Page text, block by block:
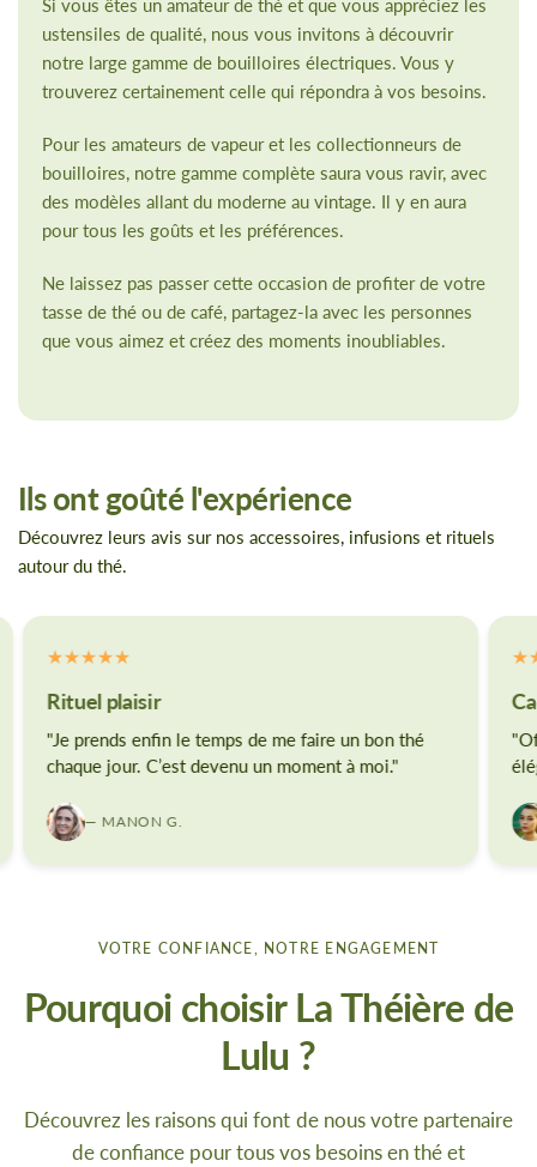
Si vous êtes un amateur de thé et que vous appréciez les
ustensiles de qualité, nous vous invitons à découvrir
notre large gamme de bouilloires électriques. Vous y
trouverez certainement celle qui répondra à vos besoins.
Pour les amateurs de vapeur et les collectionneurs de
bouilloires, notre gamme complète saura vous ravir, avec
des modèles allant du moderne au vintage. Il y en aura
pour tous les goûts et les préférences.
Ne laissez pas passer cette occasion de profiter de votre
tasse de thé ou de café, partagez-la avec les personnes
que vous aimez et créez des moments inoubliables.
Ils ont goûté l'expérience
Découvrez leurs avis sur nos accessoires, infusions et rituels
autour du thé.
Rituel plaisir
"Je prends enfin le temps de me faire un bon thé
chaque jour. C’est devenu un moment à moi."
— MANON G.
VOTRE CONFIANCE, NOTRE ENGAGEMENT
Pourquoi choisir La Théière de
Lulu ?
Découvrez les raisons qui font de nous votre partenaire
de confiance pour tous vos besoins en thé et